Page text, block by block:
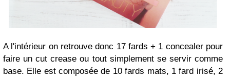
A l'intérieur on retrouve donc 17 fards + 1 concealer pour
faire un cut crease ou tout simplement se servir comme
base. Elle est composée de 10 fards mats, 1 fard irisé, 2